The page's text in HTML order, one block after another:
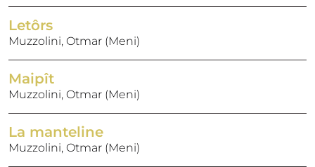
Letôrs
Muzzolini, Otmar (Meni)
Maipît
Muzzolini, Otmar (Meni)
La manteline
Muzzolini, Otmar (Meni)